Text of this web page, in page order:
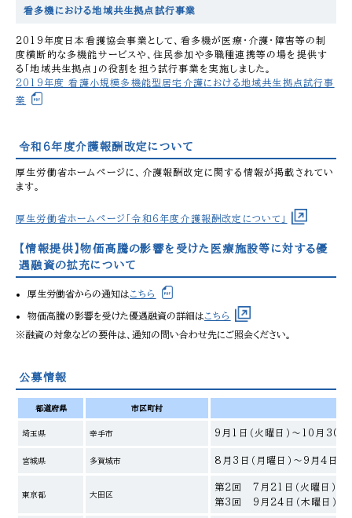
看多機における地域共生拠点試行事業
2019年度日本看護協会事業として、看多機が医療・介護・障害等の制
度横断的な多機能サービスや、住民参加や多職種連携等の場を提供す
る「地域共生拠点」の役割を担う試行事業を実施しました。
2019年度 看護小規模多機能型居宅介護における地域共生拠点試行事
業
令和6年度介護報酬改定について
厚生労働省ホームページに、介護報酬改定に関する情報が掲載されてい
ます。
厚生労働省ホームページ「令和6年度介護報酬改定について」
【情報提供】物価高騰の影響を受けた医療施設等に対する優
遇融資の拡充について
厚生労働省からの通知はこちら
物価高騰の影響を受けた優遇融資の詳細はこちら
※融資の対象などの要件は、通知の問い合わせ先にご照会ください。
公募情報
都道府県 市区町村
埼玉県 幸手市 9月1日（火曜日）～10月30日
宮城県 多賀城市 8月3日（月曜日）～9月4日（
東京都 大田区
第2回 7月21日（火曜日）〜7
第3回 9月24日（木曜日）〜